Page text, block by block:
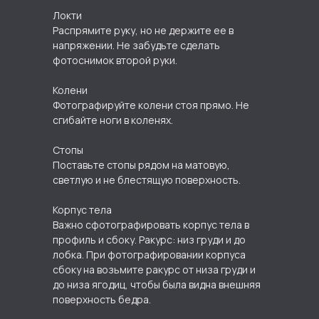
Локти
Распрямите руку, но не держите ее в
напряжении. Не забудьте сделать
фотоснимок второй руки.
Колени
Фотографируйте колени стоя прямо. Не
сгибайте ноги в коленях.
Стопы
Поставьте стопы рядом на матовую,
светлую и не блестящую поверхность.
Корпус тела
Важно сфотографировать корпус тела в
профиль и сбоку. Ракурс: низ груди и до
лобка. При фотографировании корпуса
сбоку на возьмите ракурс от низа груди и
до низа ягодиц, чтобы была видна внешняя
поверхность бедра.
Косметология в Ростове‑на‑Дону
Диагностический центр в Ростове‑на‑Дону
ПН - ВС с 09:00 - 21:00
+7 928 270 23 12
г. Ростов-на-Дону,
пр. Космонавтов д.2, 15 этаж
+7 928 270 23 12
sky-clinic@mail.ru